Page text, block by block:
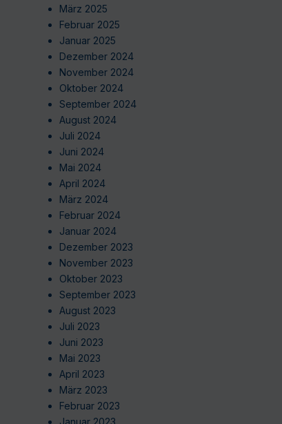
März 2025
Februar 2025
Januar 2025
Dezember 2024
November 2024
Oktober 2024
September 2024
August 2024
Juli 2024
Juni 2024
Mai 2024
April 2024
März 2024
Februar 2024
Januar 2024
Dezember 2023
November 2023
Oktober 2023
September 2023
August 2023
Juli 2023
Juni 2023
Mai 2023
April 2023
März 2023
Februar 2023